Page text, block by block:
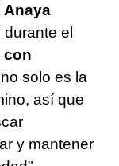
Anaya
el
con
solo es la
así que
y mantener